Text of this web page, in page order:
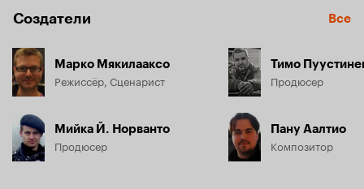
Создатели Все
Марко Мякилааксо
Режиссёр, Сценарист
Мийка Й. Норванто
Продюсер
Тимо
Продюсер
Пану Аалтио
Композитор